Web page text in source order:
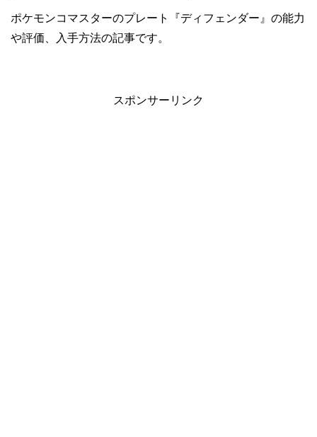
ポケモンコマスターのプレート『ディフェンダー』の能力
や評価、入手方法の記事です。
スポンサーリンク